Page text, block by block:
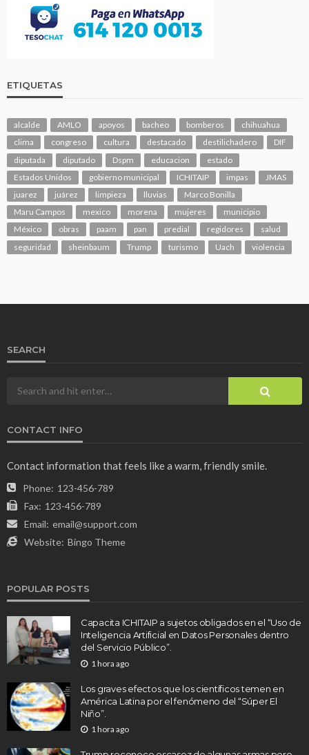
ETIQUETAS
alcalde AMLO apoyos bacheo bomberos
chihuahua
clima
congreso cultura destacado destilichadero
DIF
diputada
diputado Dspm educacion
estado
Estados Unidos
gobierno municipal ICHITAIP impas
JMAS
juarez
juárez limpieza lluvias
Marco Bonilla
Maru Campos
mexico morena mujeres
municipio
México
obras paam pan predial regidores
salud
seguridad
sheinbaum Trump turismo Uach violencia
SEARCH
CONTACT INFO
Contact information that feels like a warm, friendly smile.
Phone: 123-456-789
Fax: 123-456-789
Email: email@support.com
Website: Bingo Theme
POPULAR POSTS
Capacita ICHITAIP a sujetos obligados en el “Uso de
Inteligencia Artificial en Datos Personales dentro
del Servicio Público”.
1 hora ago
Los graves efectos que los científicos temen en
América Latina por el fenómeno del “Súper El
Niño”.
1 hora ago